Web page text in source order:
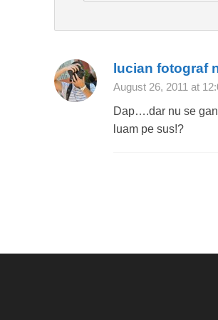
lucian fotograf
August 26, 2011 at
Dap….dar nu se
luam pe sus!?